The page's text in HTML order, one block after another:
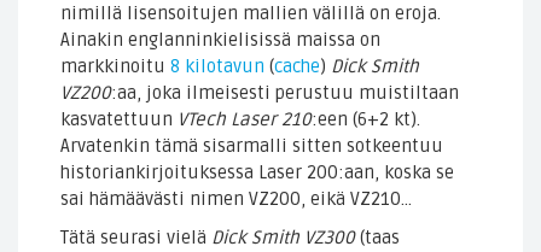
nimillä lisensoitujen mallien välillä on eroja.
Ainakin englanninkielisissä maissa on
markkinoitu 8 kilotavun (cache) Dick Smith
VZ200:aa, joka ilmeisesti perustuu muistiltaan
kasvatettuun VTech Laser 210:een (6+2 kt).
Arvatenkin tämä sisarmalli sitten sotkeentuu
historiankirjoituksessa Laser 200:aan, koska se
sai hämäävästi nimen VZ200, eikä VZ210…
Tätä seurasi vielä Dick Smith VZ300(taas